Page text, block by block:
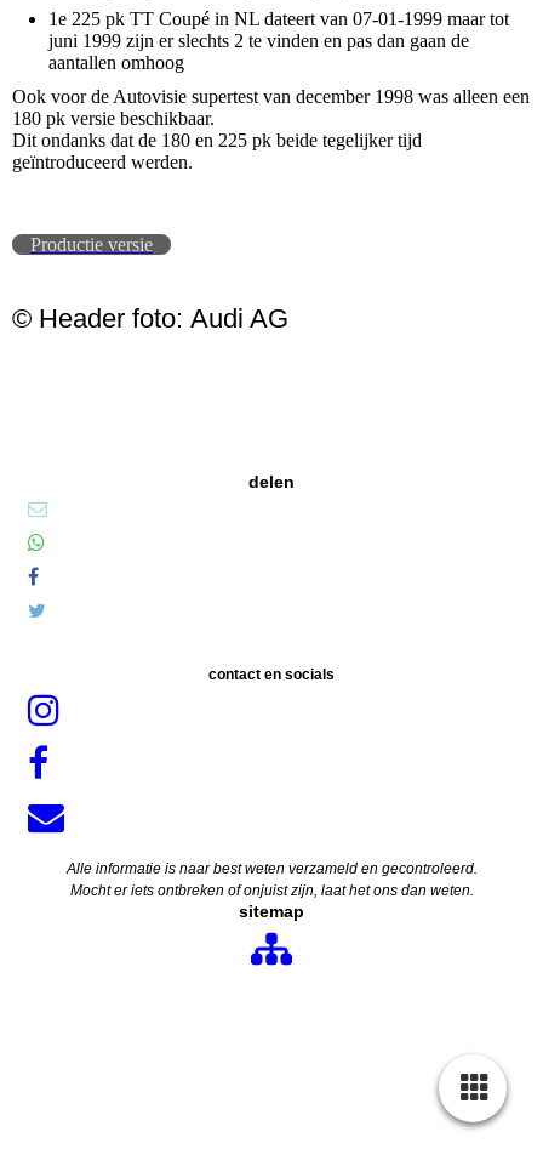
1e 225 pk TT Coupé in NL dateert van 07-01-1999 maar tot
juni 1999 zijn er slechts 2 te vinden en pas dan gaan de
aantallen omhoog
Ook voor de Autovisie supertest van december 1998 was alleen een
180 pk versie beschikbaar.
Dit ondanks dat de 180 en 225 pk beide tegelijker tijd
geïntroduceerd werden.
Productie versie
© Header foto: Audi AG
delen
contact en socials
Alle informatie is naar best weten verzameld en gecontroleerd.
Mocht er iets ontbreken of onjuist zijn, laat het ons dan weten.
sitemap